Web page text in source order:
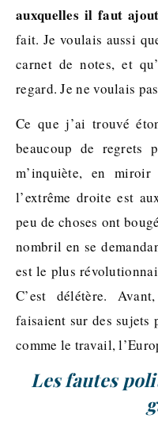
auxquelles il faut
fait. Je voulais aussi
carnet de notes, et
regard. Je ne voulais
Ce que j’ai trouvé
beaucoup de
m’inquiète, en
l’extrême droite est
peu de choses ont
nombril en se
est le plus
C’est délétère.
faisaient sur des sujets
comme le travail,
Les fautes